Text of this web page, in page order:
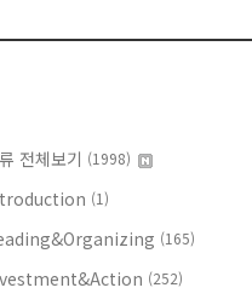
전체보기 (1998)
(1)
(165)
(252)